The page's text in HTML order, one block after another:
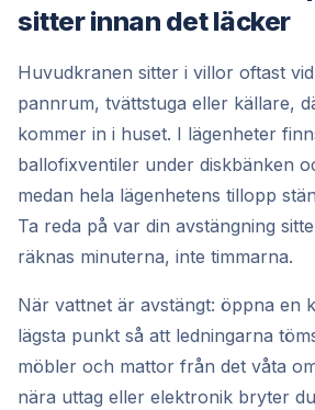
sitter innan det läcker
Huvudkranen sitter i villor oftast
pannrum, tvättstuga eller källare,
kommer in i huset. I lägenheter
ballofixventiler under diskbänken
medan hela lägenhetens tillopp
Ta reda på var din avstängning
räknas minuterna, inte timmarna.
När vattnet är avstängt: öppna en
lägsta punkt så att ledningarna
möbler och mattor från det våta
nära uttag eller elektronik bryter